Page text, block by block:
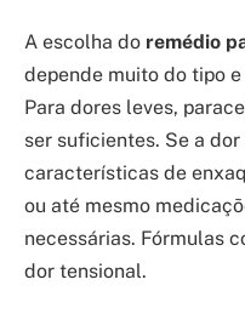
A escolha do remédio
depende muito do tipo
Para dores leves,
ser suficientes. Se a
características de
ou até mesmo
necessárias. Fórmulas
dor tensional.